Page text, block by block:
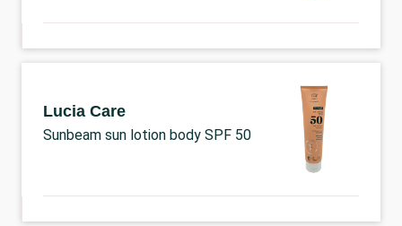
Lucia Care
Sunbeam sun lotion body SPF 50